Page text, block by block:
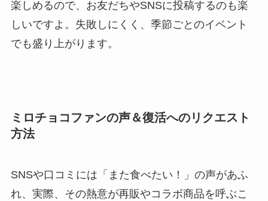
楽しめるので、お友だちやSNSに投稿するのも楽
しいですよ。失敗しにくく、季節ごとのイベント
でも盛り上がります。
ミロチョコファンの声＆復活へのリクエスト
方法
SNSや口コミには「また食べたい！」の声があふ
れ、実際、その熱意が再販やコラボ商品を呼ぶこ